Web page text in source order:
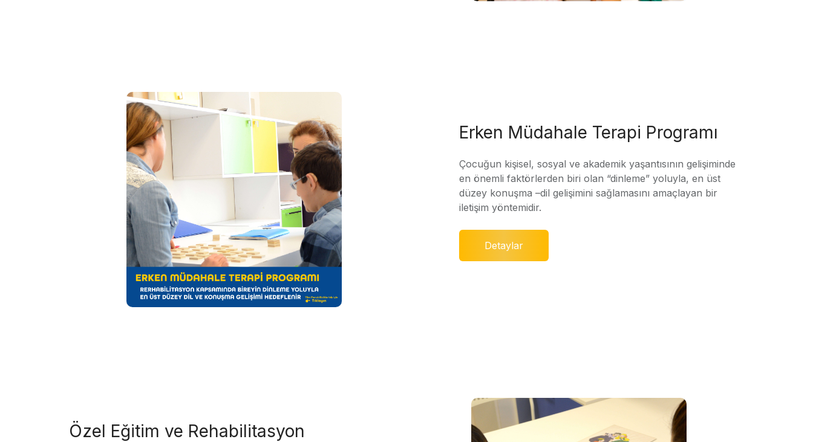
Erken Müdahale Terapi Programı
Çocuğun kişisel, sosyal ve akademik yaşantısının gelişiminde
en önemli faktörlerden biri olan “dinleme” yoluyla, en üst
düzey konuşma –dil gelişimini sağlamasını amaçlayan bir
iletişim yöntemidir.
Detaylar
Özel Eğitim ve Rehabilitasyon